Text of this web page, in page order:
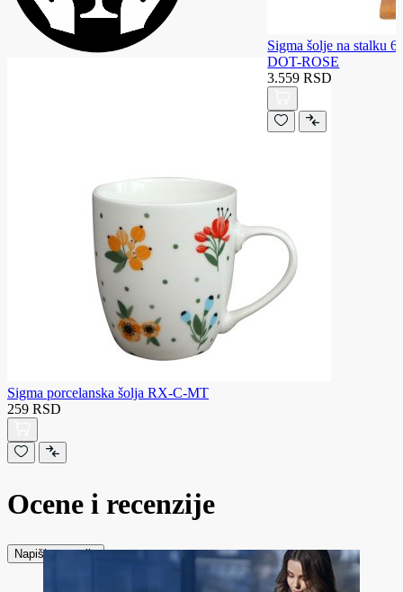
Sigma porcelanska šolja RX-C-MT
259 RSD
Sigma šolje na stalku
DOT-ROSE
3.559 RSD
Ocene i recenzije
Napiši recenziju